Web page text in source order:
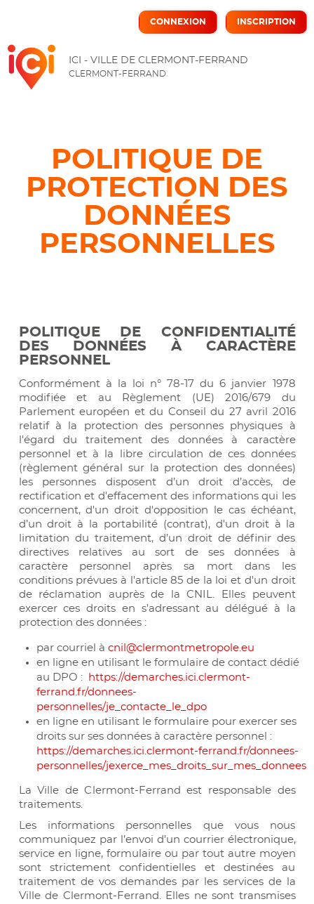
ICI
ICI - VILLE DE CLERMONT-FERRAND
CLERMONT-FERRAND
CONNEXION INSCRIPTION
POLITIQUE DE
PROTECTION DES
DONNÉES
PERSONNELLES
POLITIQUE DE CONFIDENTIALITÉ
DES DONNÉES À CARACTÈRE
PERSONNEL
Conformément à la loi n° 78-17 du 6 janvier 1978
modifiée et au Règlement (UE) 2016/679 du
Parlement européen et du Conseil du 27 avril 2016
relatif à la protection des personnes physiques à
l'égard du traitement des données à caractère
personnel et à la libre circulation de ces données
(règlement général sur la protection des données)
les personnes disposent d’un droit d’accès, de
rectification et d'effacement des informations qui les
concernent, d'un droit d'opposition le cas échéant,
d’un droit à la portabilité (contrat), d'un droit à la
limitation du traitement, d’un droit de définir des
directives relatives au sort de ses données à
caractère personnel après sa mort dans les
conditions prévues à l'article 85 de la loi et d'un droit
de réclamation auprès de la CNIL. Elles peuvent
exercer ces droits en s’adressant au délégué à la
protection des données :
par courriel à cnil@clermontmetropole.eu
en ligne en utilisant le formulaire de contact dédié
au DPO :
https://demarches.ici.clermont-
ferrand.fr/donnees-
personnelles/je_contacte_le_dpo
en ligne en utilisant le formulaire pour exercer ses
droits sur ses données à caractère personnel :
https://demarches.ici.clermont-ferrand.fr/donnees-
personnelles/
La Ville de Clermont-Ferrand est responsable des
traitements.
Les informations personnelles que vous nous
communiquez par l’envoi d’un courrier électronique,
service en ligne, formulaire ou par tout autre moyen
sont strictement confidentielles et destinées au
traitement de vos demandes par les services de la
Ville de Clermont-Ferrand. Elles ne sont transmises